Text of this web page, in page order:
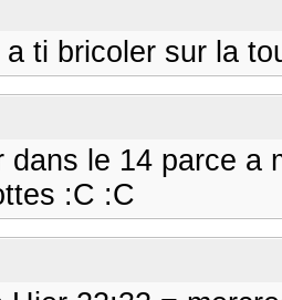
ti bricoler sur la
dans le 14 parce a
:C :C